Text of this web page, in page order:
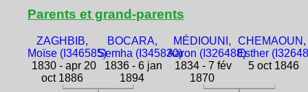
Parents et grand-parents
ZAGHBIB,
Moïse (I346585)
1830 - apr 20
oct 1886
BOCARA,
Semha (I345830)
1836 - 6 jan
1894
MÉDIOUNI,
Aaron (I326488)
1834 - 7 fév
1870
CHEMAOUN,
Esther
5 oct 1846